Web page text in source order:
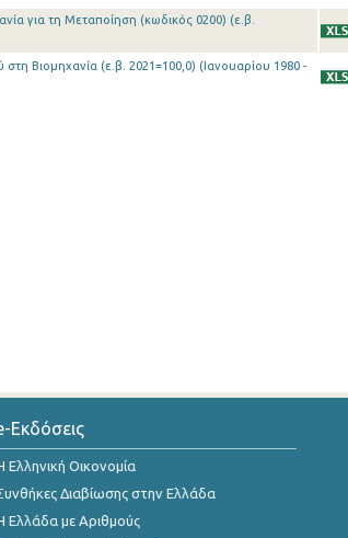
για τη Μεταποίηση (κωδικός 0200) (ε.β.
στη Βιομηχανία (ε.β. 2021=100,0) (Ιανουαρίου 1980 -
Εκδόσεις
Ελληνική Οικονομία
Διαβίωσης στην Ελλάδα
Ελλάδα με Αριθμούς